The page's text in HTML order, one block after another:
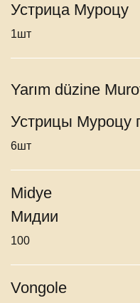
Устрица Муроцу
1шт
Yarım düzine
Устрицы Муроцу
6шт
Midye
Мидии
100
Vongole